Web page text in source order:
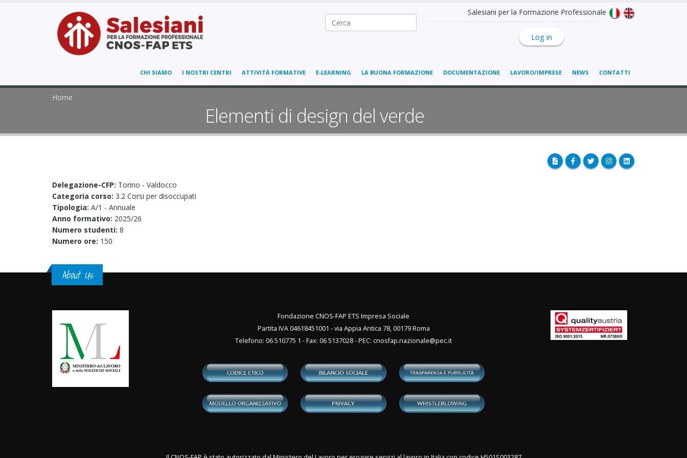
Salesiani per la Formazione Professionale
Log in
Ricerca nel sito
CHI SIAMO I NOSTRI CENTRI ATTIVITÀ FORMATIVE E-LEARNING LA BUONA FORMAZIONE DOCUMENTAZIONE LAVORO/IMPRESE NEWS CONTATTI
Home
Elementi di design del verde
Delegazione-CFP: Torino - Valdocco
Categoria corso: 3.2 Corsi per disoccupati
Tipologia: A/1 - Annuale
Anno formativo: 2025/26
Numero studenti: 8
Numero ore: 150
About Us
Fondazione CNOS-FAP ETS Impresa Sociale
Partita IVA 04618451001 - via Appia Antica 78, 00179 Roma
Telefono: 06 510775 1 - Fax: 06 5137028 - PEC: cnosfap.nazionale@pec.it